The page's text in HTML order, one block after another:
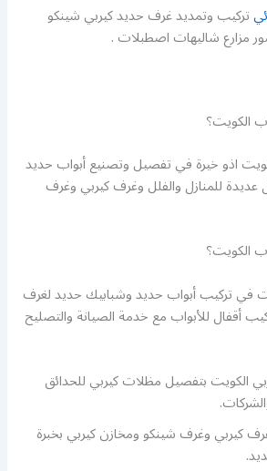
تركيب وتمديد غرف حديد كيربي شينكو
مزارع شاليهات اصطبلات .
الكويت؟
اذو خيرة في تفصيل وتصنيع أبواب حديد
عديدة للمنازل والفلل وغرف كيربي وغرف
الكويت؟
في تركيب أبواب حديد وشبابيك حديد لغرف
أقفال للأبواب مع خدمة الصيانة والتصليح
الكويت بتفصيل مظلات كيربي للحدائق
كيربي وغرف شينكو ومخازن كيربي بخبرة